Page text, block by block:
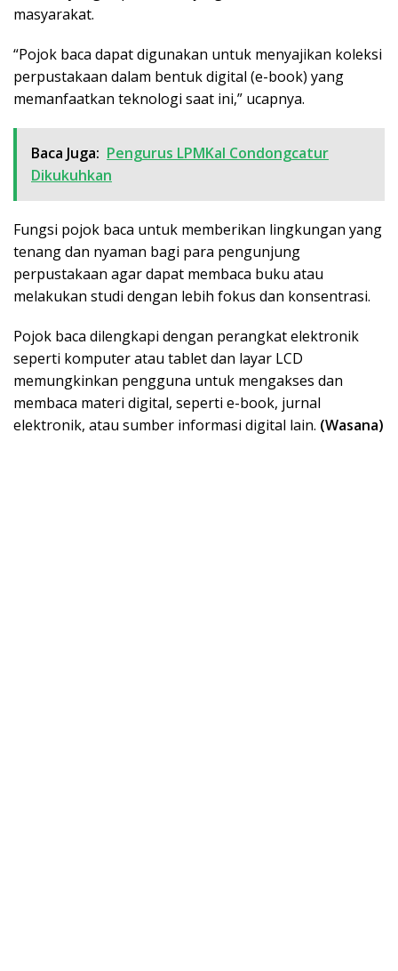
masyarakat.
“Pojok baca dapat digunakan untuk menyajikan koleksi
perpustakaan dalam bentuk digital (e-book) yang
memanfaatkan teknologi saat ini,” ucapnya.
Baca Juga: Pengurus LPMKal Condongcatur
Dikukuhkan
Fungsi pojok baca untuk memberikan lingkungan yang
tenang dan nyaman bagi para pengunjung
perpustakaan agar dapat membaca buku atau
melakukan studi dengan lebih fokus dan konsentrasi.
Pojok baca dilengkapi dengan perangkat elektronik
seperti komputer atau tablet dan layar LCD
memungkinkan pengguna untuk mengakses dan
membaca materi digital, seperti e-book, jurnal
elektronik, atau sumber informasi digital lain. (Wasana)